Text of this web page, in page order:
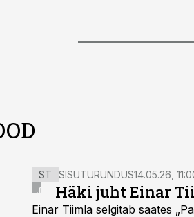
ST SISUTURUNDUS14.05.26,
Häki juht Einar
Einar Tiimla selgitab saates